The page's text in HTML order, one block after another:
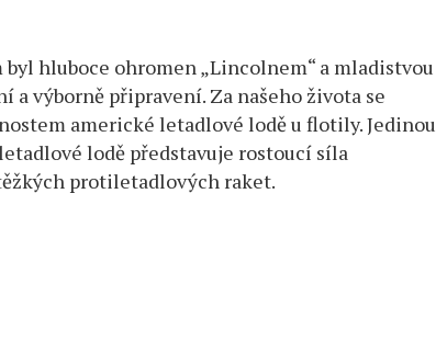
byl hluboce ohromen „Lincolnem“ a mladistvou
výborně připravení. Za našeho života se
americké letadlové lodě u flotily. Jedinou
lodě představuje rostoucí síla
protiletadlových raket.